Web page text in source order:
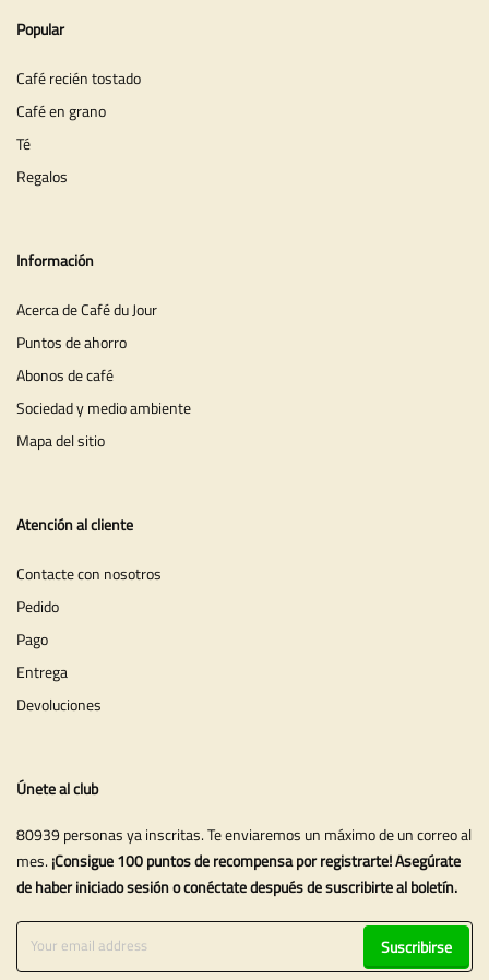
Popular
Café recién tostado
Café en grano
Té
Regalos
Información
Acerca de Café du Jour
Puntos de ahorro
Abonos de café
Sociedad y medio ambiente
Mapa del sitio
Atención al cliente
Contacte con nosotros
Pedido
Pago
Entrega
Devoluciones
Únete al club
80939 personas ya inscritas. Te enviaremos un máximo de un correo al
mes. ¡Consigue 100 puntos de recompensa por registrarte! Asegúrate
de haber iniciado sesión o conéctate después de suscribirte al boletín.
Suscribirse